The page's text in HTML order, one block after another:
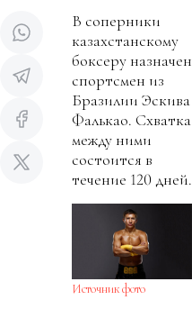
В соперники
казахстанскому
боксеру назначен
спортсмен из
Бразилии Эскива
Фалькао. Схватка
между ними
состоится в
течение 120 дней.
Источник фото